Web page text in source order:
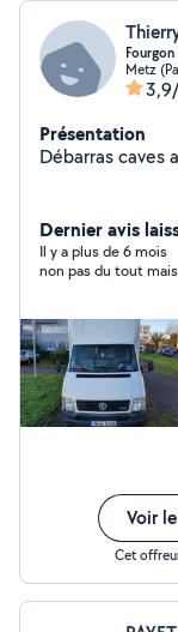
Metz
Présentation
Débarras caves
Dernier avis
Il y a plus de 6 mois
non pas du tout
Voir
Cet